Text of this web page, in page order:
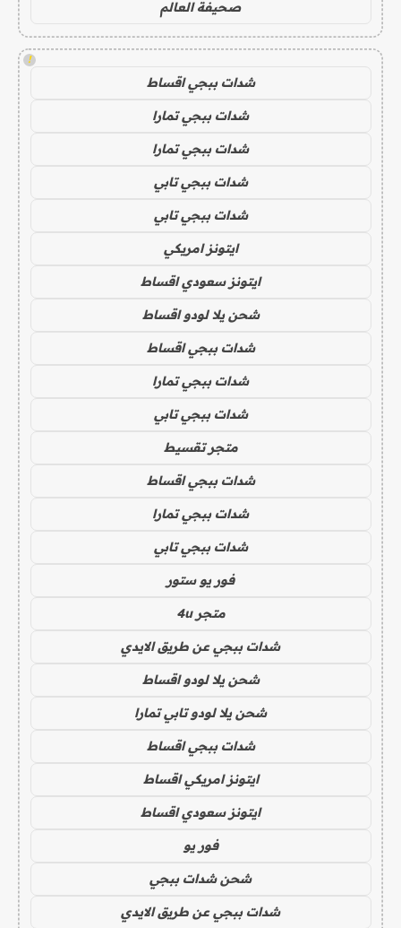
صحيفة العالم
!
شدات ببجي اقساط
شدات ببجي تمارا
شدات ببجي تمارا
شدات ببجي تابي
شدات ببجي تابي
ايتونز امريكي
ايتونز سعودي اقساط
شحن يلا لودو اقساط
شدات ببجي اقساط
شدات ببجي تمارا
شدات ببجي تابي
متجر تقسيط
شدات ببجي اقساط
شدات ببجي تمارا
شدات ببجي تابي
فور يو ستور
متجر 4u
شدات ببجي عن طريق الايدي
شحن يلا لودو اقساط
شحن يلا لودو تابي تمارا
شدات ببجي اقساط
ايتونز امريكي اقساط
ايتونز سعودي اقساط
فور يو
شحن شدات ببجي
شدات ببجي عن طريق الايدي